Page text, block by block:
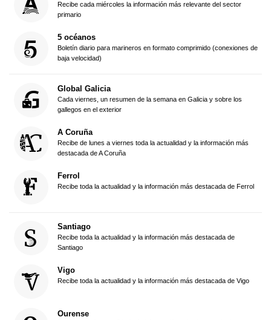
Recibe cada miércoles la información más relevante del sector
primario
5 océanos
Boletín diario para marineros en formato comprimido (conexiones de
baja velocidad)
Global Galicia
Cada viernes, un resumen de la semana en Galicia y sobre los
gallegos en el exterior
A Coruña
Recibe de lunes a viernes toda la actualidad y la información más
destacada de A Coruña
Ferrol
Recibe toda la actualidad y la información más destacada de Ferrol
Santiago
Recibe toda la actualidad y la información más destacada de
Santiago
Vigo
Recibe toda la actualidad y la información más destacada de Vigo
Ourense